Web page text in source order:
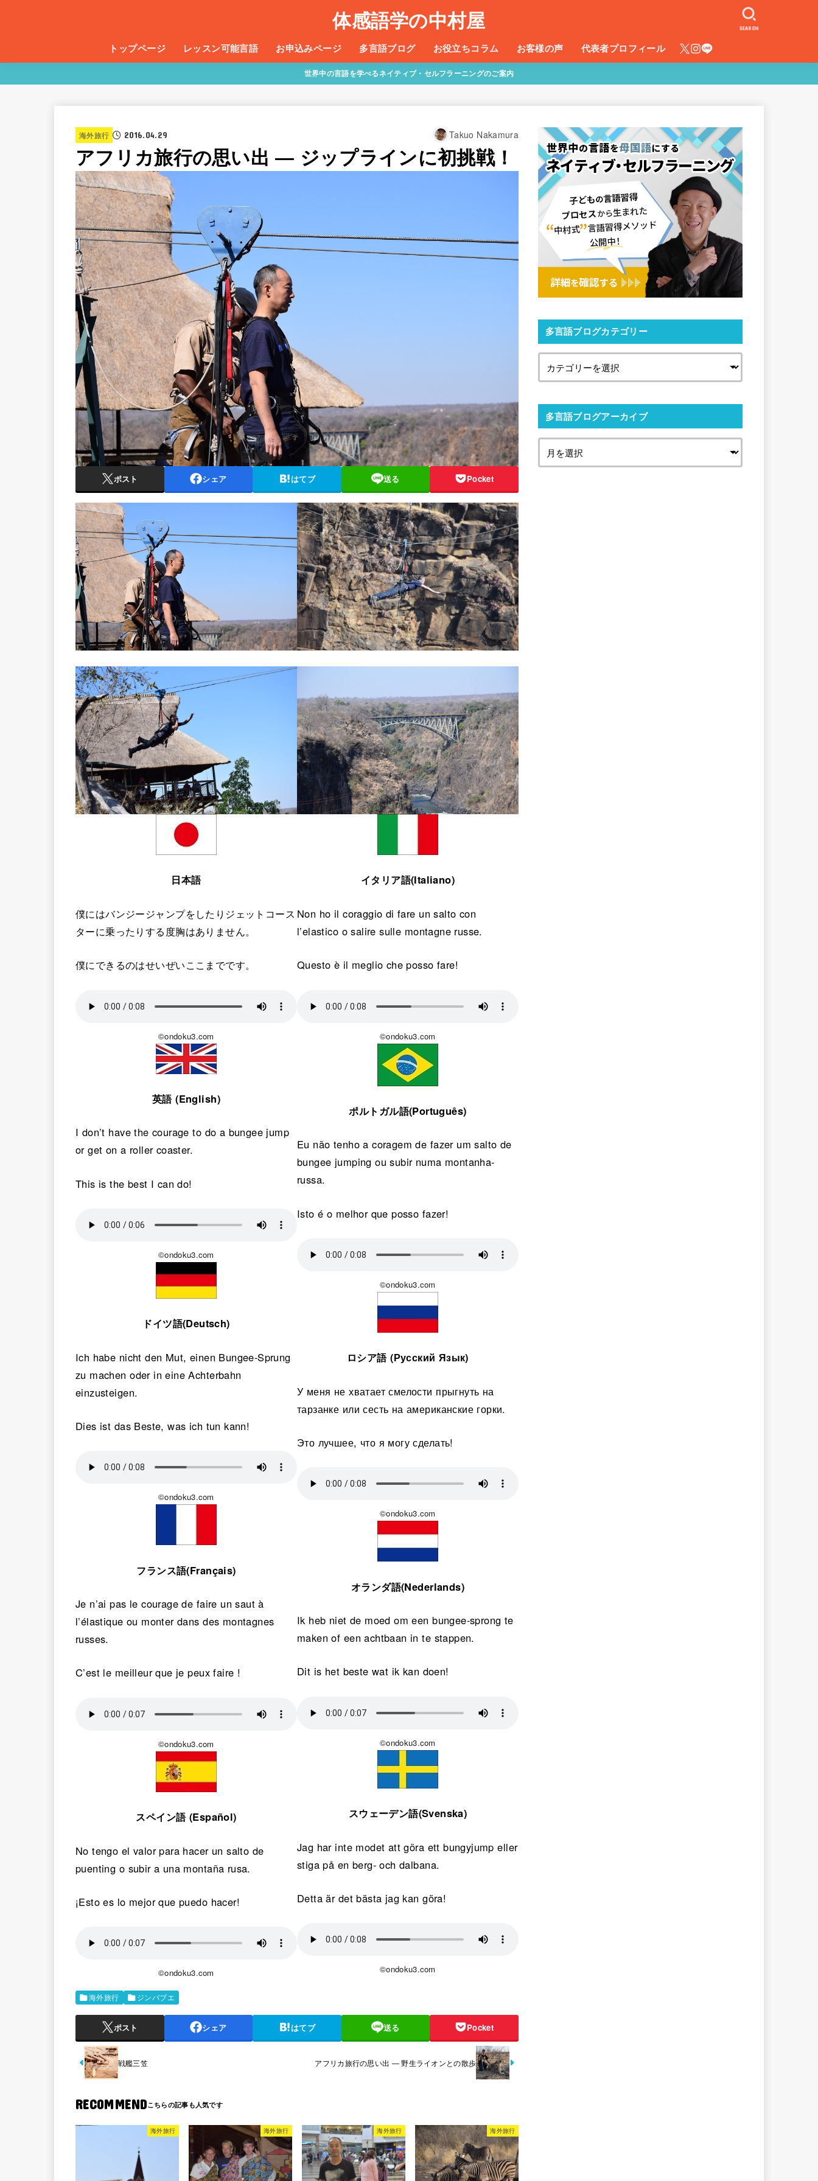
体感語学の中村屋
トップページ レッスン可能言語 お申込みページ 多言語ブログ お役立ちコラム お客様の声 代表者プロフィール
SEARCH
世界中の言語を学べるネイティブ・セルフラーニングのご案内
海外旅行 2016.04.29 Takuo Nakamura
アフリカ旅行の思い出 ― ジップラインに初挑戦！
ポスト シェア はてブ 送る Pocket
日本語
僕にはバンジージャンプをしたりジェットコース
ターに乗ったりする度胸はありません。
僕にできるのはせいぜいここまでです。
©ondoku3.com
英語 (English)
I don’t have the courage to do a bungee jump
or get on a roller coaster.
This is the best I can do!
©ondoku3.com
ドイツ語(Deutsch)
Ich habe nicht den Mut, einen Bungee-Sprung
zu machen oder in eine Achterbahn
einzusteigen.
Dies ist das Beste, was ich tun kann!
©ondoku3.com
フランス語(Français)
Je n’ai pas le courage de faire un saut à
l’élastique ou monter dans des montagnes
russes.
C’est le meilleur que je peux faire !
©ondoku3.com
スペイン語 (Español)
No tengo el valor para hacer un salto de
puenting o subir a una montaña rusa.
¡Esto es lo mejor que puedo hacer!
©ondoku3.com
イタリア語(Italiano)
Non ho il coraggio di fare un salto con
l’elastico o salire sulle montagne russe.
Questo è il meglio che posso fare!
©ondoku3.com
ポルトガル語(Português)
Eu não tenho a coragem de fazer um salto de
bungee jumping ou subir numa montanha-
russa.
Isto é o melhor que posso fazer!
©ondoku3.com
ロシア語 (Русский Язык)
У меня не хватает смелости прыгнуть на
тарзанке или сесть на американские горки.
Это лучшее, что я могу сделать!
©ondoku3.com
オランダ語(Nederlands)
Ik heb niet de moed om een bungee-sprong te
maken of een achtbaan in te stappen.
Dit is het beste wat ik kan doen!
©ondoku3.com
スウェーデン語(Svenska)
Jag har inte modet att göra ett bungyjump eller
stiga på en berg- och dalbana.
Detta är det bästa jag kan göra!
©ondoku3.com
海外旅行 ジンバブエ
ポスト シェア はてブ 送る Pocket
戦艦三笠 アフリカ旅行の思い出 ― 野生ライオンとの散歩
RECOMMEND
海外旅行 海外旅行 海外旅行 海外旅行
多言語ブログカテゴリー
多言語ブログアーカイブ